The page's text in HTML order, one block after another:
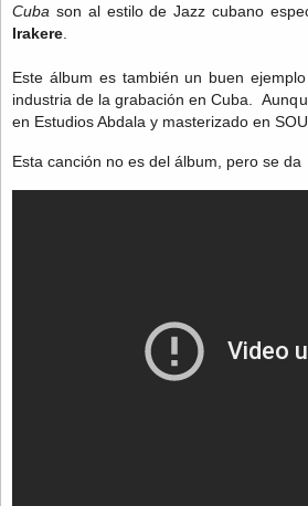
Cuba son al estilo de Jazz cubano
Irakere.
Este álbum es también un buen
industria de la grabación en Cuba.
en Estudios Abdala y masterizado en
Esta canción no es del álbum, pero se